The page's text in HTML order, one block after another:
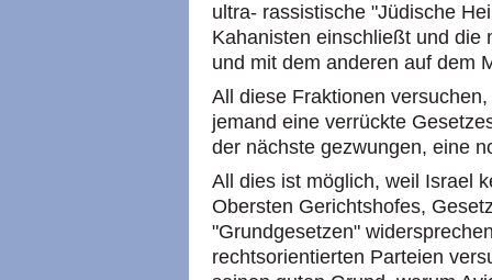
ultra- rassistische "Jüdische
Kahanisten einschließt und die
und mit dem anderen auf dem
All diese Fraktionen
jemand eine verrückte
der nächste gezwungen, eine
All dies ist möglich, weil Israel
Obersten Gerichtshofes,
"Grundgesetzen"
rechtsorientierten Parteien